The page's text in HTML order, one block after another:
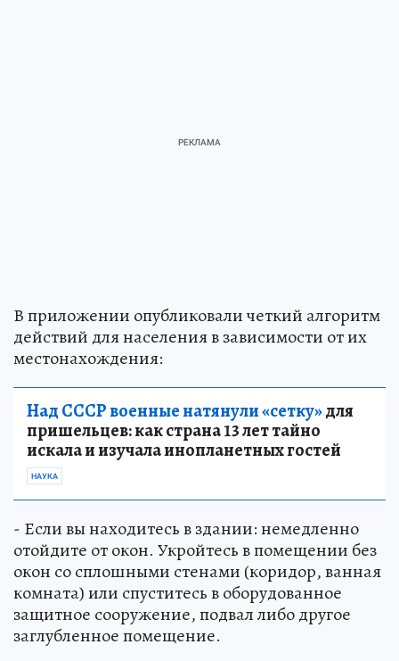
В приложении опубликовали четкий алгоритм
действий для населения в зависимости от их
местонахождения:
Над СССР военные натянули «сетку»для
пришельцев: как страна 13 лет тайно
искала и изучала инопланетных гостей
НАУКА
- Если вы находитесь в здании: немедленно
отойдите от окон. Укройтесь в помещении без
окон со сплошными стенами (коридор, ванная
комната) или спуститесь в оборудованное
защитное сооружение, подвал либо другое
заглубленное помещение.